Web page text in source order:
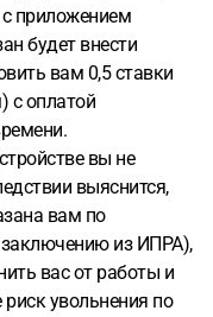
приложением
будет внести
вам 0,5 ставки
с оплатой
вы не
выяснится,
вам по
из ИПРА),
вас от работы и
увольнения по